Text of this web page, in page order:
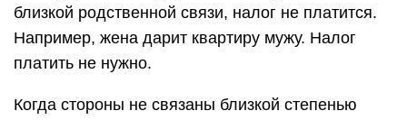
близкой родственной связи, налог не платится.
Например, жена дарит квартиру мужу. Налог
платить не нужно.
Когда стороны не связаны близкой степенью